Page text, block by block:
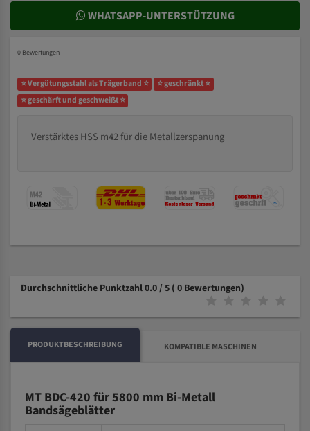
WHATSAPP-UNTERSTÜTZUNG
0 Bewertungen
⭐ Vergütungsstahl als Trägerband ⭐
⭐ geschränkt ⭐
⭐ geschärft und geschweißt ⭐
Verstärktes HSS m42 für die Metallzerspanung
Durchschnittliche Punktzahl 0.0 / 5 ( 0 Bewertungen)
PRODUKTBESCHREIBUNG KOMPATIBLE MASCHINEN
MT BDC-420 für 5800 mm Bi-Metall
Bandsägeblätter